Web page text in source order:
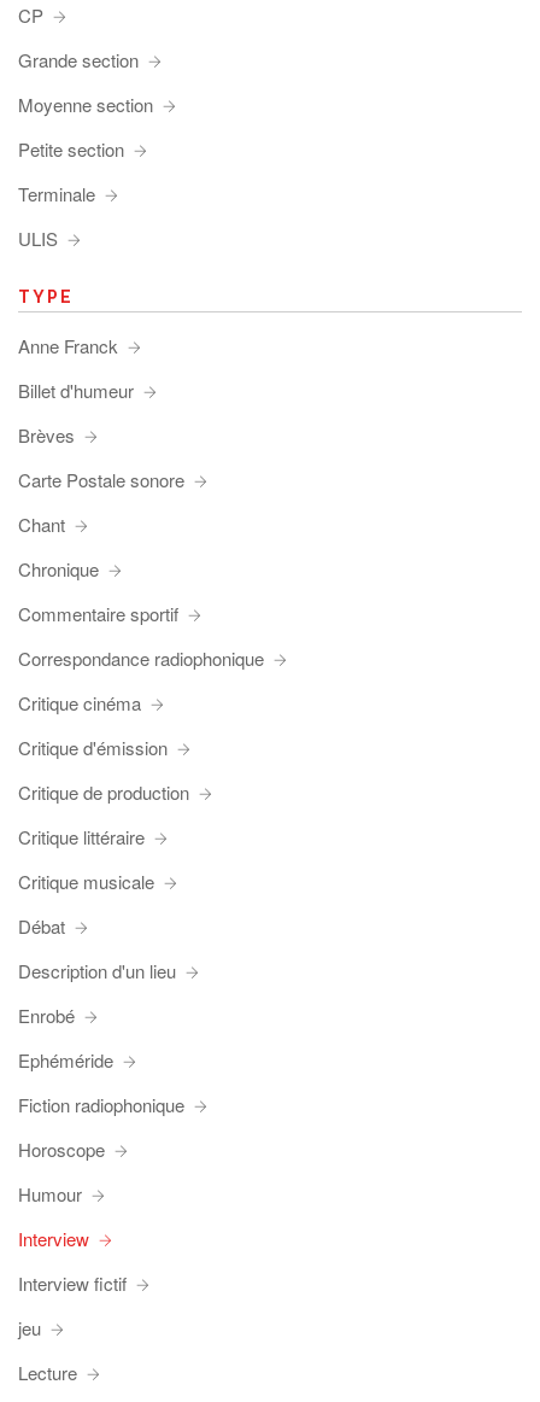
CP
Grande section
Moyenne section
Petite section
Terminale
ULIS
TYPE
Anne Franck
Billet d'humeur
Brèves
Carte Postale sonore
Chant
Chronique
Commentaire sportif
Correspondance radiophonique
Critique cinéma
Critique d'émission
Critique de production
Critique littéraire
Critique musicale
Débat
Description d'un lieu
Enrobé
Ephéméride
Fiction radiophonique
Horoscope
Humour
Interview
Interview fictif
jeu
Lecture